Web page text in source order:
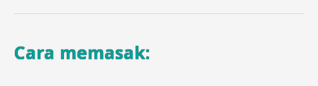
Cara memasak: